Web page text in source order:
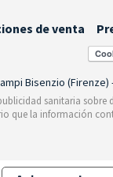
de venta
Bisenzio (Firenze)
sanitaria
que la información